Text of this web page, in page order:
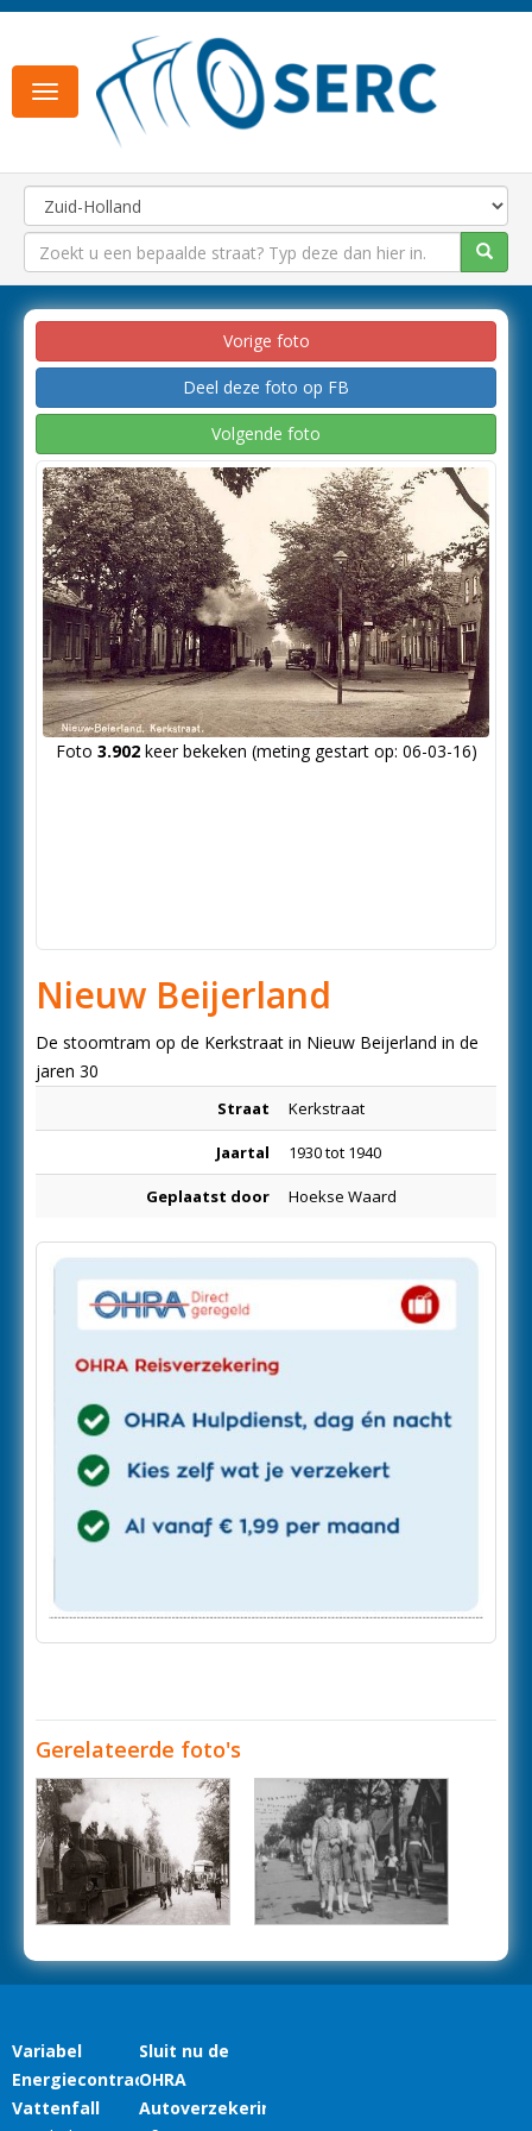
Toggle
navigation
Vorige foto
Deel deze foto op FB
Volgende foto
Foto 3.902keer bekeken (meting gestart op: 06-03-16)
Nieuw Beijerland
De stoomtram op de Kerkstraat in Nieuw Beijerland in de
jaren 30
Straat Kerkstraat
Jaartal 1930 tot 1940
Geplaatst door Hoekse Waard
Gerelateerde foto's